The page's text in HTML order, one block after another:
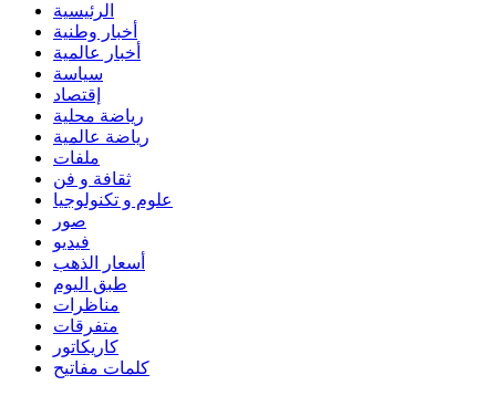
الرئيسية
أخبار وطنية
أخبار عالمية
سياسة
إقتصاد
رياضة محلية
رياضة عالمية
ملفات
ثقافة و فن
علوم و تكنولوجيا
صور
فيديو
أسعار الذهب
طبق اليوم
مناظرات
متفرقات
كاريكاتور
كلمات مفاتيح